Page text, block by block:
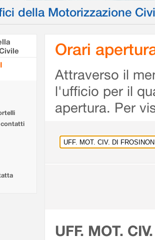
della Motorizzazione
contatti
Orari
Attraverso il
l'ufficio per il
apertura. Per
UFF. MOT.